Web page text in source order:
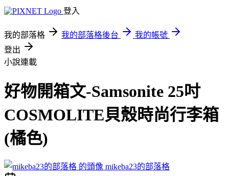
登入
我的部落格 我的部落格後台
我的帳號
登出
小說連載
好物開箱文-Samsonite 25吋
COSMOLITE貝殼時尚行李箱
(橘色)
mikeba23的部落格